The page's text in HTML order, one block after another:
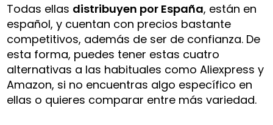
Todas ellas distribuyen por España, están en
español, y cuentan con precios bastante
competitivos, además de ser de confianza. De
esta forma, puedes tener estas cuatro
alternativas a las habituales como Aliexpress y
Amazon, si no encuentras algo específico en
ellas o quieres comparar entre más variedad.